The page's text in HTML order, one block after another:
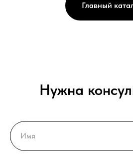
Главный
Нужна